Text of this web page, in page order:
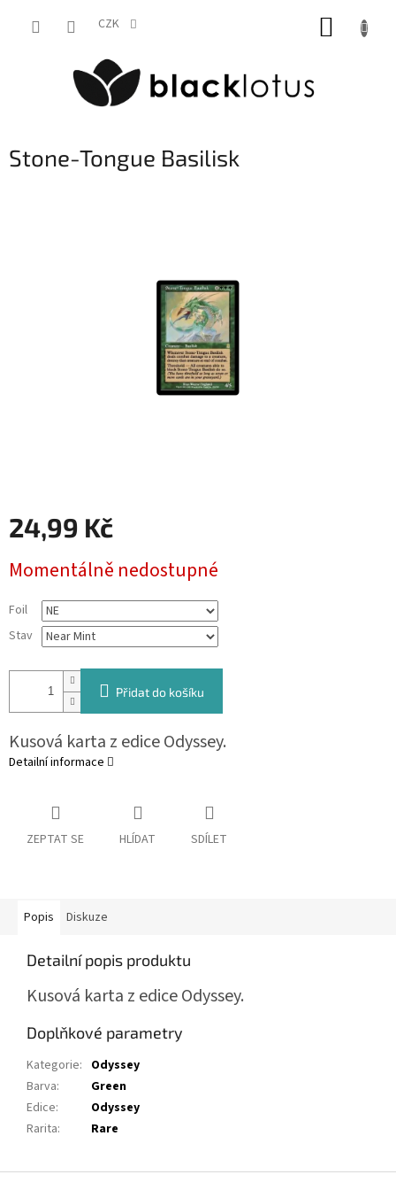
CZK
Stone-Tongue Basilisk
24,99 Kč
cena:
Momentálně nedostupné
Foil
Stav
Přidat do košíku
Kusová karta z edice Odyssey.
Detailní informace
ZEPTAT SE HLÍDAT SDÍLET
Popis Diskuze
Detailní popis produktu
Kusová karta z edice Odyssey.
Doplňkové parametry
Kategorie: Odyssey
Barva:
Green
Edice:
Odyssey
Rarita: Rare